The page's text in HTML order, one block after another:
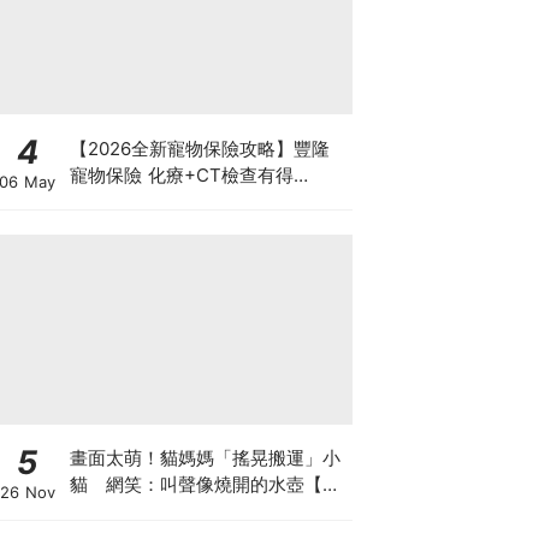
4
06 May
【2026全新寵物保險攻略】豐隆
寵物保險 化療+CT檢查有得
5
26 Nov
畫面太萌！貓媽媽「搖晃搬運」小
貓 網笑：叫聲像燒開的水壺【有